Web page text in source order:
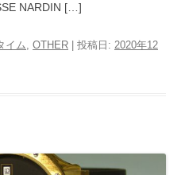
NARDIN […]
イム, OTHER | 投稿日: 2020年12